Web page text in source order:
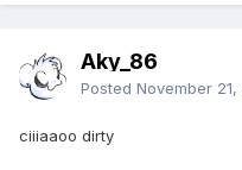
Aky_86
Posted November 21,
ciiiaaoo dirty